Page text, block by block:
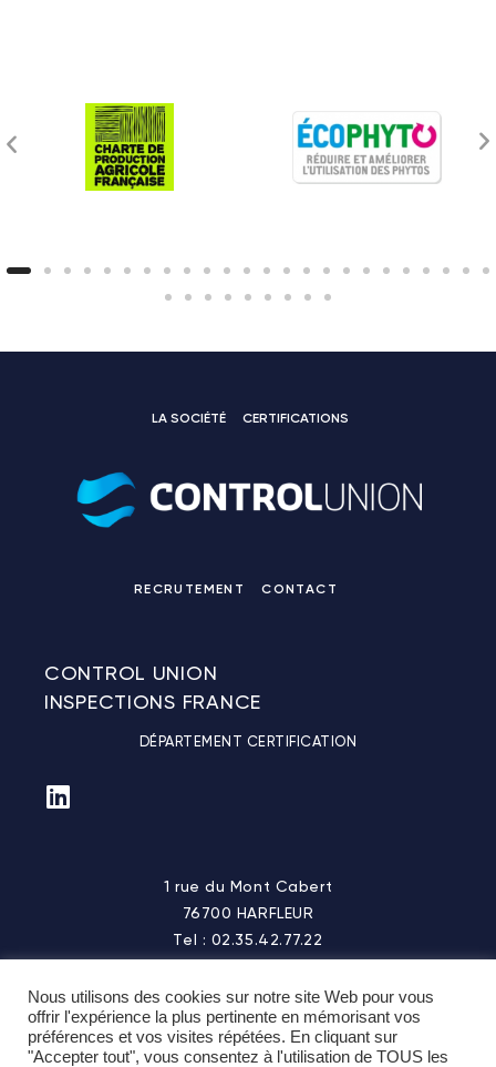
LA SOCIÉTÉ CERTIFICATIONS
RECRUTEMENT CONTACT
CONTROL UNION
INSPECTIONS FRANCE
DÉPARTEMENT CERTIFICATION
1 rue du Mont Cabert
76700 HARFLEUR
Tel : 02.35.42.77.22
Nous utilisons des cookies sur notre site Web pour vous
offrir l'expérience la plus pertinente en mémorisant vos
préférences et vos visites répétées. En cliquant sur
"Accepter tout", vous consentez à l'utilisation de TOUS les